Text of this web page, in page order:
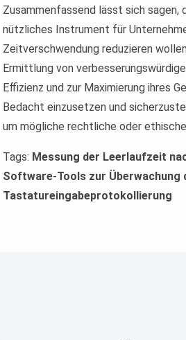
Zusammenfassend lässt sich
nützliches Instrument für
Zeitverschwendung reduzieren
Ermittlung von
Effizienz und zur Maximierung ihres
Bedacht einzusetzen und
um mögliche rechtliche oder
Tags: Messung der Leerlaufzeit
Software-Tools zur Überwachung
Tastatureingabeprotokollierung